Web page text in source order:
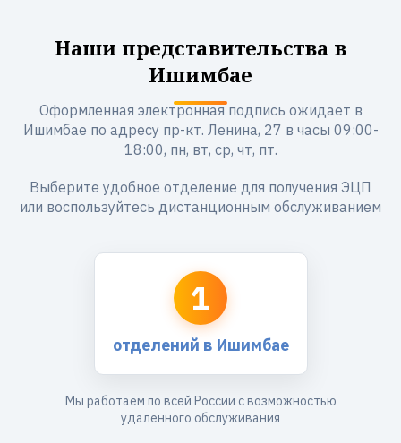
Наши представительства в
Ишимбае
Оформленная электронная подпись ожидает в
Ишимбае по адресу пр-кт. Ленина, 27 в часы 09:00-
18:00, пн, вт, ср, чт, пт.
Выберите удобное отделение для получения ЭЦП
или воспользуйтесь дистанционным обслуживанием
1
отделений в Ишимбае
Мы работаем по всей России с возможностью
удаленного обслуживания